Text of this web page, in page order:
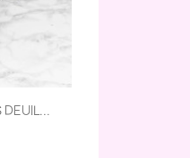
DEUIL...